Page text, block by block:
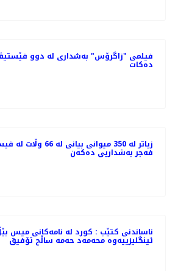
فیلمی "زاگرۆس" بەشداری لە دوو
دەکات
زیاتر لە 350 میوانی
فەجر بەشداریی دەکەن
ناساندنی کتێب : کورد لە نامەکانی میس
ئینگلیزییەوە محەمەد حەمە ساڵح تۆفیق